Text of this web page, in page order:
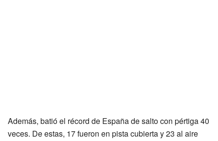
Además, batió el récord de España de salto con pértiga 40
veces. De estas, 17 fueron en pista cubierta y 23 al aire